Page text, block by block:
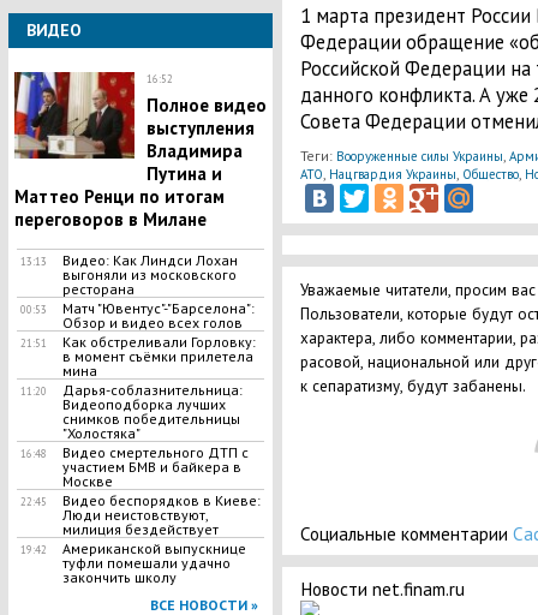
ВИДЕО
16:52
Полное видео
выступления
Владимира
Путина и
Маттео Ренци по итогам
переговоров в Милане
13:13
Видео: Как Линдси Лохан
выгоняли из московского
ресторана
00:53
Матч "Ювентус"-"Барселона":
Обзор и видео всех голов
21:51
Как обстреливали Горловку:
в момент съёмки прилетела
мина
11:20
Дарья-соблазнительница:
Видеоподборка лучших
снимков победительницы
"Холостяка"
16:48
Видео смертельного ДТП с
участием БМВ и байкера в
Москве
22:45
Видео беспорядков в Киеве:
Люди неистовствуют,
милиция бездействует
19:42
Американской выпускнице
туфли помешали удачно
закончить школу
ВСЕ НОВОСТИ »
1 марта президент
Федерации обращение
Российской Федерации
данного конфликта. А
Совета Федерации
Теги: Вооруженные силы Украины
АТО Нацгвардия Украины Общество,
Уважаемые читатели, просим
Пользователи, которые будут
характера, либо комментарии,
расовой, национальной или
к сепаратизму, будут забанены.
Социальные комментарии
Новости net.finam.ru